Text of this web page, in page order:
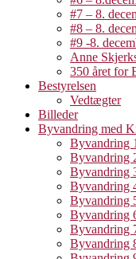
#7 – 8.
#8 – 8.
#9 -8.
Anne
350 året for
Bestyrelsen
Vedtægter
Billeder
Byvandring med
Byvandring
Byvandring
Byvandring
Byvandring
Byvandring
Byvandring
Byvandring
Byvandring